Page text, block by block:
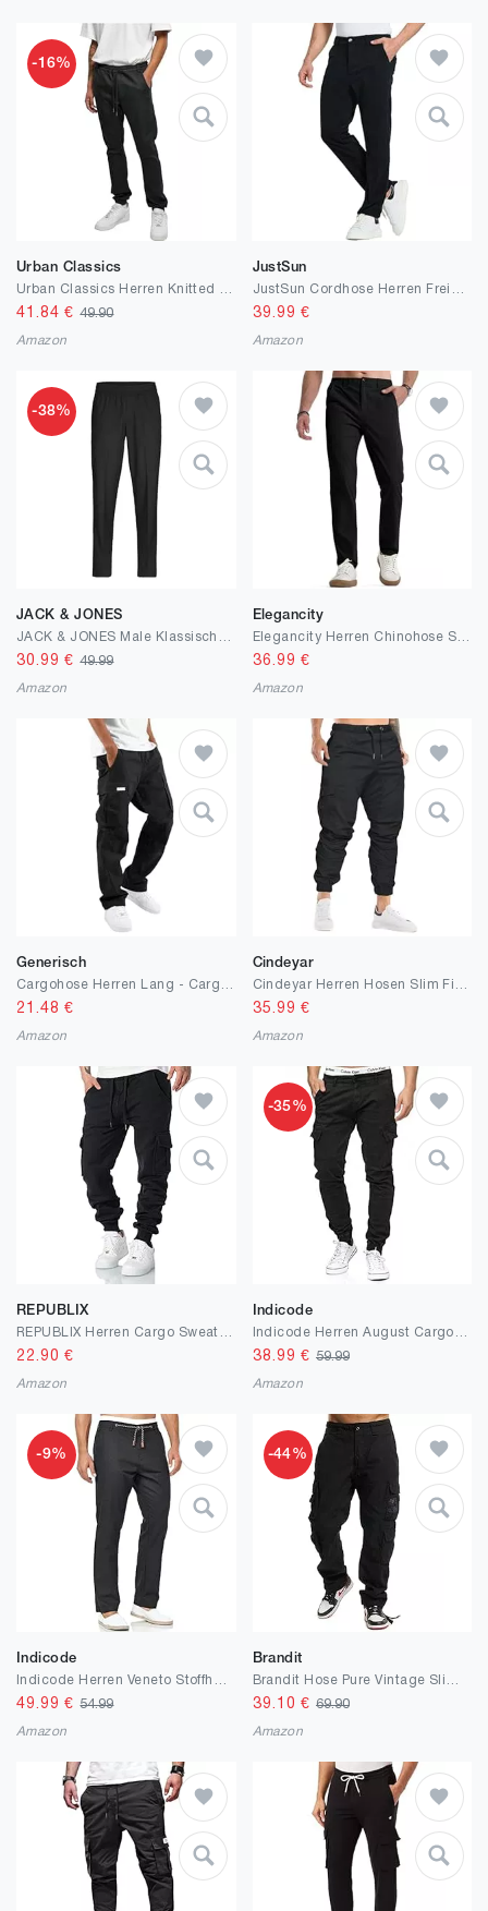
-16%
Urban Classics
41.84 €49.90
Amazon
JustSun
39.99 €
Amazon
-38%
JACK & JONES
30.99 €49.99
Amazon
Elegancity
36.99 €
Amazon
Generisch
21.48 €
Amazon
Cindeyar
35.99 €
Amazon
REPUBLIX
22.90 €
Amazon
-35%
Indicode
38.99 € 59.99
Amazon
-9%
Indicode
49.99 €54.99
Amazon
-44%
Brandit
39.10 € 69.90
Amazon